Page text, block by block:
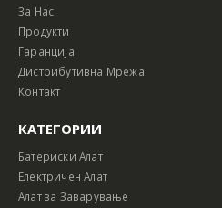
За Нас
Продукти
Гаранција
Дистрибутивна Мрежа
Контакт
КАТЕГОРИИ
Батериски Алат
Електричен Алат
Алат за Заварување